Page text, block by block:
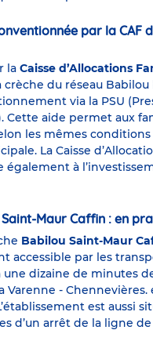
par la CAF
la Caisse d’Allocations
crèche du réseau
via la PSU
Cette aide permet aux
les mêmes
La Caisse
également à
Maur Caffin : en
Babilou Saint-Maur
accessible par les
une dizaine de minutes
Varenne - Chennevières.
est aussi
d’un arrêt de la ligne de